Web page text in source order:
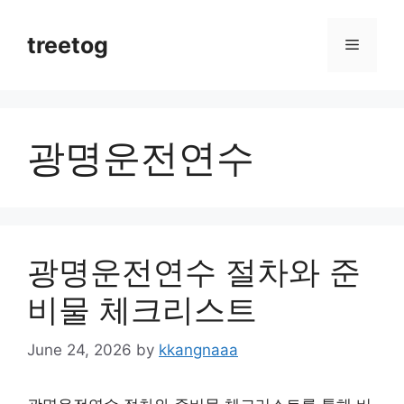
contenttreetog Menu
광명운전연수
광명운전연수 절차와 준
비물 체크리스트
June 24, 2026 by kkangnaaa